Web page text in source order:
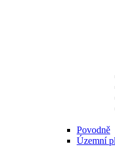
Povodně
Územní